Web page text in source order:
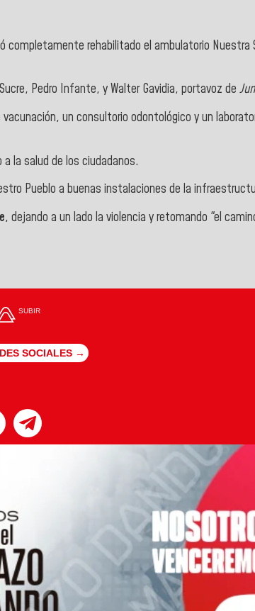
completamente rehabilitado el ambulatorio Nuestra
Sucre, Pedro Infante, yWalter Gavidia, portavoz de
un consultorio odontológico y un
la salud de los ciudadanos.
Pueblo a buenas instalaciones de la
, dejando a un lado la violencia y retomando "el
SUBIR
SOCIALES →